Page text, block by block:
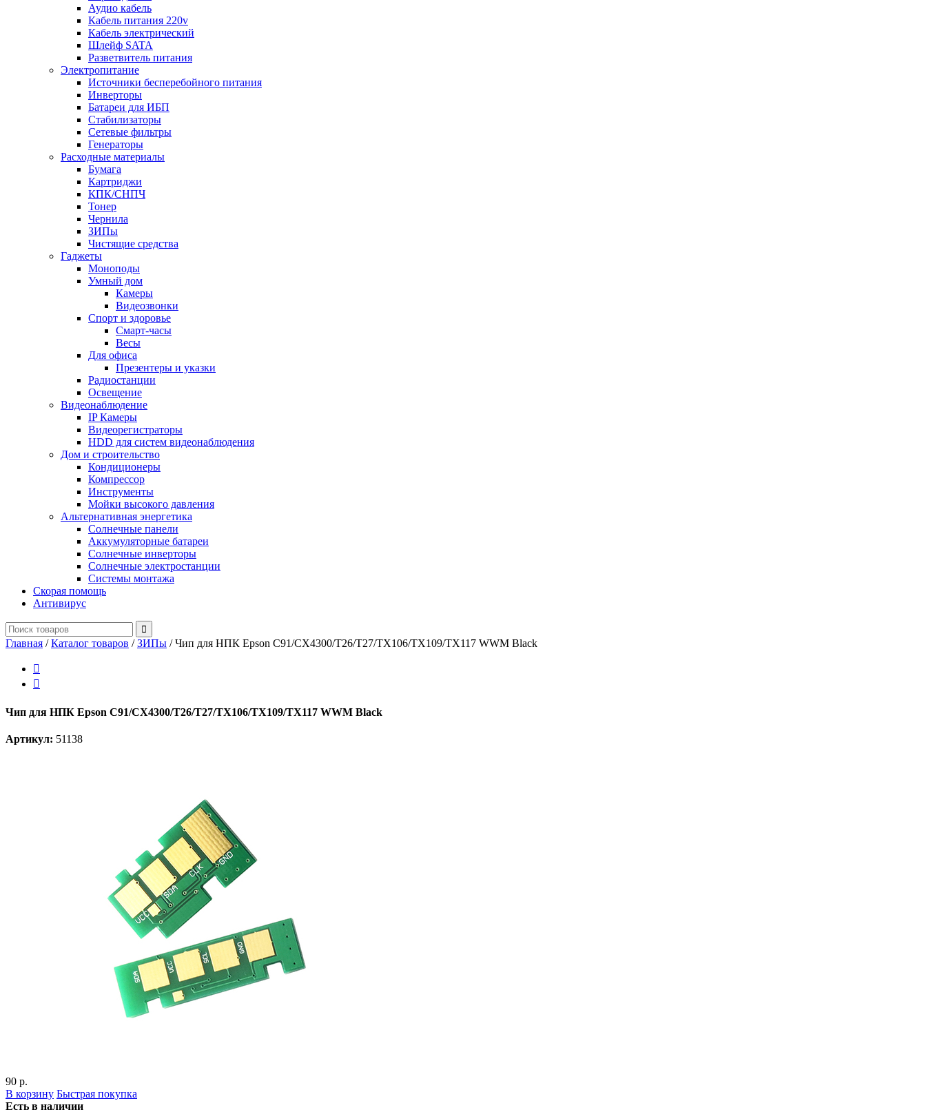
Аудио кабель
Кабель питания 220v
Кабель электрический
Шлейф SATA
Разветвитель питания
Электропитание
Источники бесперебойного питания
Инверторы
Батареи для ИБП
Стабилизаторы
Сетевые фильтры
Генераторы
Расходные материалы
Бумага
Картриджи
КПК/СНПЧ
Тонер
Чернила
ЗИПы
Чистящие средства
Гаджеты
Моноподы
Умный дом
Камеры
Видеозвонки
Спорт и здоровье
Смарт-часы
Весы
Для офиса
Презентеры и указки
Радиостанции
Освещение
Видеонаблюдение
IP Камеры
Видеорегистраторы
HDD для систем видеонаблюдения
Дом и строительство
Кондиционеры
Компрессор
Инструменты
Мойки высокого давления
Альтернативная энергетика
Солнечные панели
Аккумуляторные батареи
Солнечные инверторы
Солнечные электростанции
Системы монтажа
Скорая помощь
Антивирус
Главная /Каталог товаров /ЗИПы /Чип для НПК Epson C91/CX4300/T26/T27/TX106/TX109/TX117 WWM Black


Чип для НПК Epson C91/CX4300/T26/T27/TX106/TX109/TX117 WWM Black
Артикул: 51138
90 р.
В корзину Быстрая покупка
Есть в наличии